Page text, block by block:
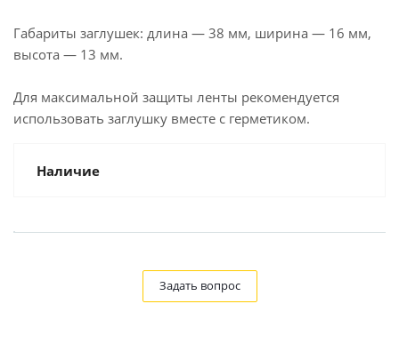
Габариты заглушек: длина — 38 мм, ширина — 16 мм,
высота — 13 мм.
Для максимальной защиты ленты рекомендуется
использовать заглушку вместе с герметиком.
Наличие
Задать вопрос